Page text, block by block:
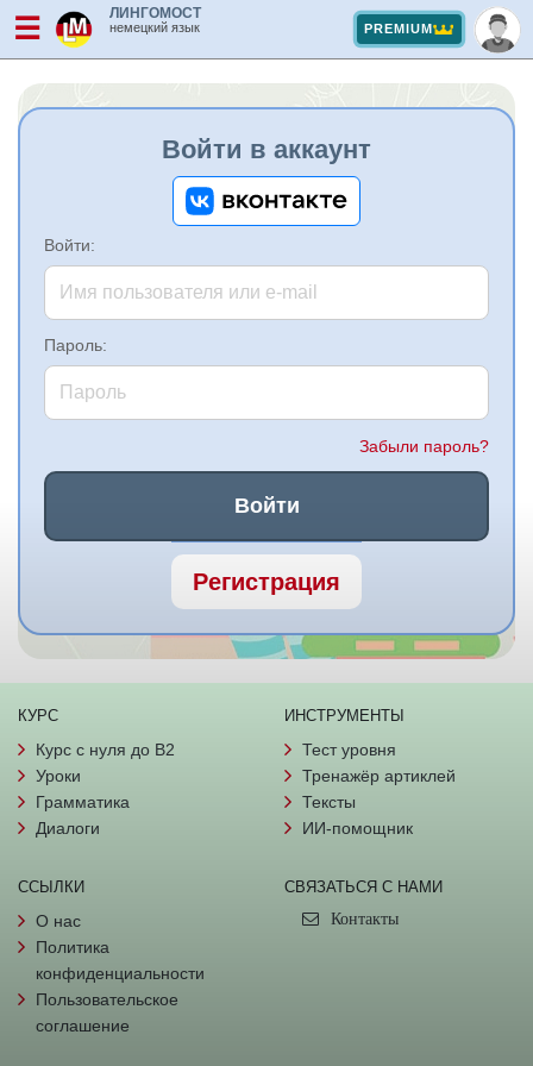
☰ ЛИНГОМОСТ
немецкий язык PREMIUM
Войти в аккаунт
Войти:
Пароль:
Забыли пароль?
Войти
Регистрация
КУРС
Курс с нуля до B2
Уроки
Грамматика
Диалоги
ИНСТРУМЕНТЫ
Тест уровня
Тренажёр артиклей
Тексты
ИИ-помощник
ССЫЛКИ
О нас
Политика
конфиденциальности
Пользовательское
соглашение
СВЯЗАТЬСЯ С НАМИ
Контакты